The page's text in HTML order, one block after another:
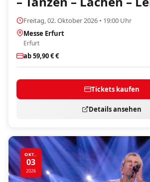
Freitag, 02. Oktober 2026 • 19:00 Uhr
Messe Erfurt
Erfurt
ab 59,90 € €
Tickets kaufen
Details ansehen
OKT..
03
2026